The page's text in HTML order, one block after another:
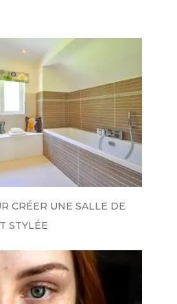
CRÉER UNE SALLE DE
STYLÉE